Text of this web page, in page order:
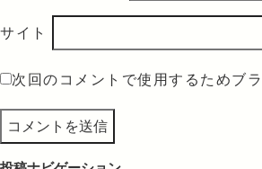
サイト
次回のコメントで使用するためブ